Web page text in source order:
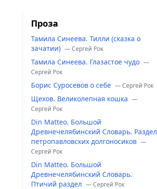
Проза
Тамила Синеева. Тилли (сказка о
зачатии) — Сергей Рок
Тамила Синеева. Глазастое чудо —
Сергей Рок
Борис Суросевов о себе — Сергей Рок
Щехов. Великолепная кошка —
Сергей Рок
Din Matteo. Большой
Древнечелябинский Словарь. Раздел
петропавловских долгоносиков —
Сергей Рок
Din Matteo. Большой
Древнечелябинский Словарь.
Птичий раздел — Сергей Рок